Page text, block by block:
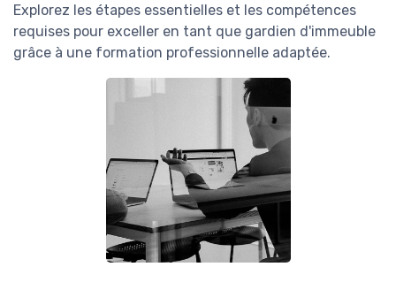
Explorez les étapes essentielles et les compétences
requises pour exceller en tant que gardien d'immeuble
grâce à une formation professionnelle adaptée.